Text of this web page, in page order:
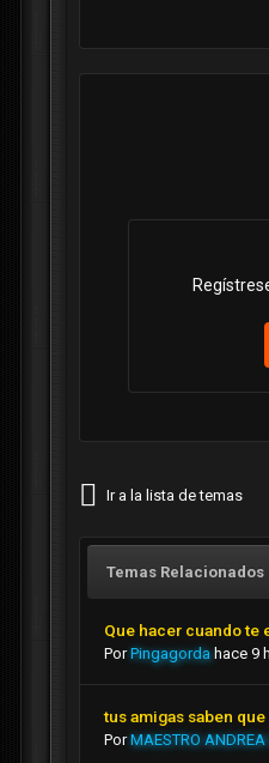
Ir a la lista de temas
Temas Relacionados
Que hacer cuando te
PorPingagorda hace 9
tus amigas saben que
PorMAESTRO ANDREA